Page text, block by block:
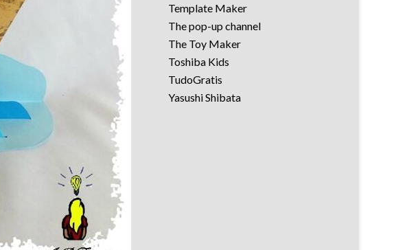
Template Maker
The pop-up channel
The Toy Maker
Toshiba Kids
TudoGratis
Yasushi Shibata